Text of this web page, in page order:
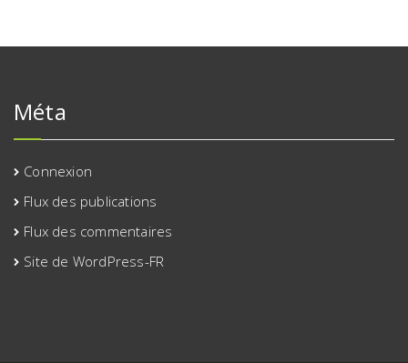
Méta
Connexion
Flux des publications
Flux des commentaires
Site de WordPress-FR